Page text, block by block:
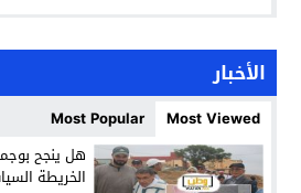
الأخبار
Most Viewed
Most Popular
هل ينجح
الخريطة